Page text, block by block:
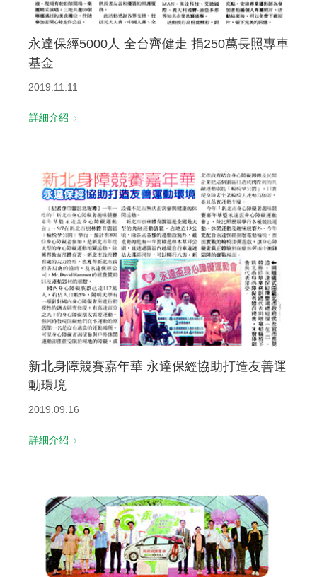
永達保經5000人 全台齊健走 捐250萬長照專車
基金
2019.11.11
詳細介紹
新北身障競賽嘉年華 永達保經協助打造友善運
動環境
2019.09.16
詳細介紹